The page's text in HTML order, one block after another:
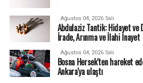
Ağustos 04, 2026 Salı
Abdulaziz Tantik: Hidayet ve
İrade, Arınma ve İlahi İnayet
Ağustos 04, 2026 Salı
Bosna Hersek'ten hareket
Ankara'ya ulaştı